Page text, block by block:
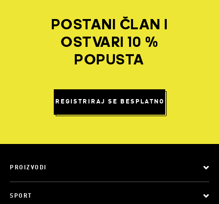
POSTANI ČLAN I
OSTVARI 10 %
POPUSTA
REGISTRIRAJ SE BESPLATNO
PROIZVODI
SPORT